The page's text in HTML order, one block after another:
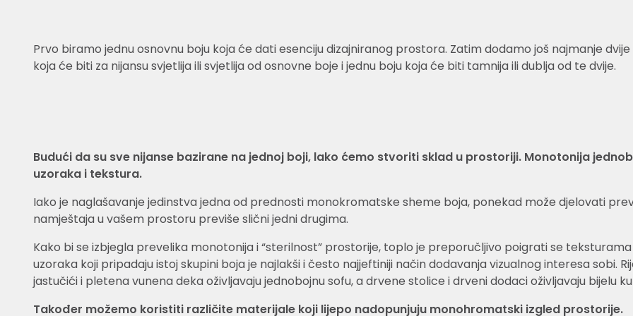
Prvo biramo jednu osnovnu boju koja će dati esenciju dizajniranog prostora. Zatim dodamo još najmanje
koja će biti za nijansu svjetlija ili svjetlija od osnovne boje i jednu boju koja će biti tamnija ili dublja od te dvije.
Budući da su sve nijanse bazirane na jednoj boji, lako ćemo stvoriti sklad u prostoriji. Monotonija
uzoraka i tekstura.
Iako je naglašavanje jedinstva jedna od prednosti monokromatske sheme boja, ponekad može djelovati
namještaja u vašem prostoru previše slični jedni drugima.
Kako bi se izbjegla prevelika monotonija i “sterilnost” prostorije, toplo je preporučljivo poigrati se
uzoraka koji pripadaju istoj skupini boja je najlakši i često najjeftiniji način dodavanja vizualnog interesa sobi.
jastučići i pletena vunena deka oživljavaju jednobojnu sofu, a drvene stolice i drveni dodaci oživljavaju bijelu
Također možemo koristiti različite materijale koji lijepo nadopunjuju monohromatski izgled prostorije.